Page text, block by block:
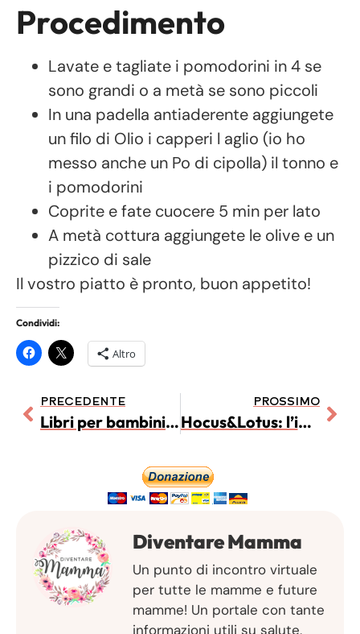
Procedimento
Lavate e tagliate i pomodorini in 4 se
sono grandi o a metà se sono piccoli
In una padella antiaderente aggiungete
un filo di Olio i capperi l aglio (io ho
messo anche un Po di cipolla) il tonno e
i pomodorini
Coprite e fate cuocere 5 min per lato
A metà cottura aggiungete le olive e un
pizzico di sale
Il vostro piatto è pronto, buon appetito!
Condividi:
Altro
PRECEDENTE
Libri per bambini in lingua inglese
PROSSIMO
Hocus&Lotus: l’inglese per i bambini
Diventare Mamma
Un punto di incontro virtuale
per tutte le mamme e future
mamme! Un portale con tante
informazioni utili su salute,